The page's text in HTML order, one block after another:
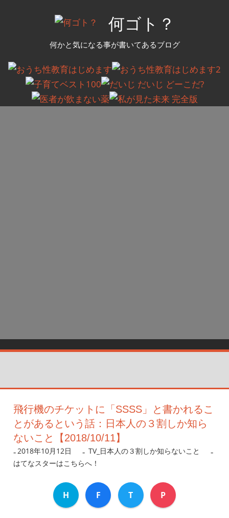
ツ
何ゴト？
何かと気になる事が書いてあるブログ
飛行機のチケットに「SSSS」と書かれるこ
とがあるという話：日本人の３割しか知ら
ないこと【2018/10/11】
2018年10月12日 nanigoto
TV_日本人の３割しか知らないこと
はてなスターはこちらへ！
H F T P